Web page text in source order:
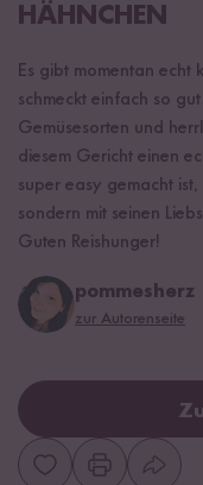
HÄHNCHEN
Es gibt momentan echt
schmeckt einfach so
Gemüsesorten und
diesem Gericht einen
super easy gemacht
sondern mit seinen
Guten Reishunger!
pommesherz
zur Autorenseite